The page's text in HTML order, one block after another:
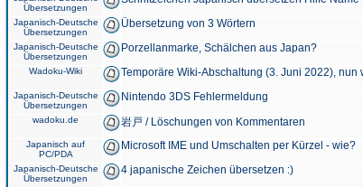
Übersetzungen
Japanisch-Deutsche
Übersetzungen
Übersetzung von 3 Wörtern
Japanisch-Deutsche
Übersetzungen
Porzellanmarke, Schälchen aus Japan?
Wadoku-Wiki Temporäre Wiki-Abschaltung (3. Juni 2022), nun
Japanisch-Deutsche
Übersetzungen
Nintendo 3DS Fehlermeldung
wadoku.de 岩戸 / Löschungen von Kommentaren
Japanisch auf
PC/PDA
Microsoft IME und Umschalten per Kürzel - wie?
Japanisch-Deutsche
Übersetzungen
4 japanische Zeichen übersetzen :)